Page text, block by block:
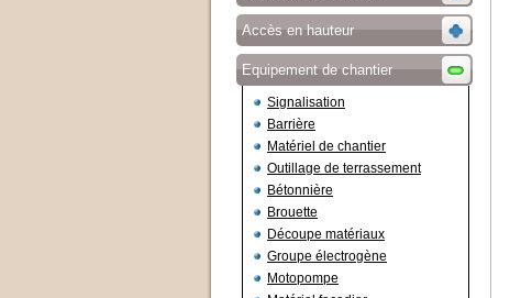
Accès en hauteur
Equipement de chantier
Signalisation
Barrière
Matériel de chantier
Outillage de terrassement
Bétonnière
Brouette
Découpe matériaux
Groupe électrogène
Motopompe